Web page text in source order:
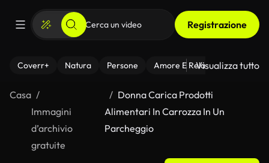
Registrazione
Coverr+ Natura Persone Amore E Relazioni Il
Visualizza tutto
Casa
Immagini
d’archivio
gratuite
Donna Carica Prodotti
Alimentari In Carrozza In Un
Parcheggio